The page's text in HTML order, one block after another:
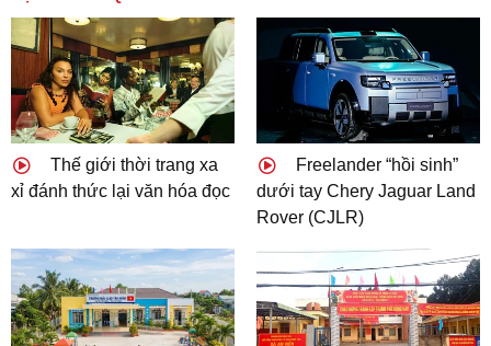
Thế giới thời trang xa
xỉ đánh thức lại văn hóa đọc
Freelander “hồi sinh”
dưới tay Chery Jaguar Land
Rover (CJLR)